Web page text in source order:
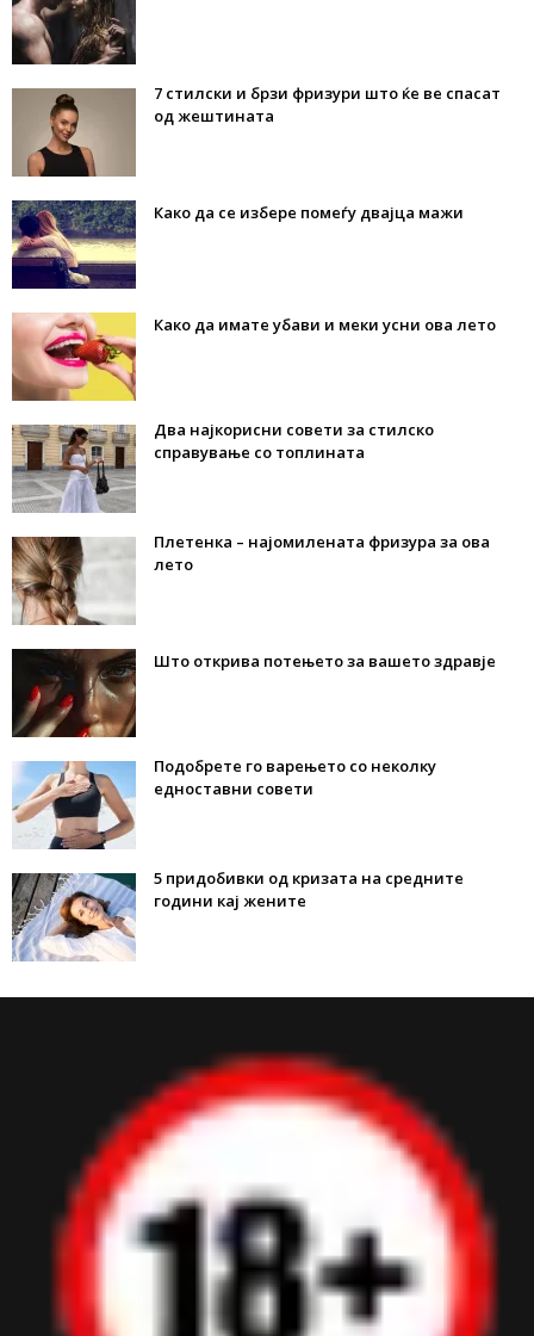
7 стилски и брзи фризури што ќе ве спасат
од жештината
Како да се избере помеѓу двајца мажи
Како да имате убави и меки усни ова лето
Два најкорисни совети за стилско
справување со топлината
Плетенка – најомилената фризура за ова
лето
Што открива потењето за вашето здравје
Подобрете го варењето со неколку
едноставни совети
5 придобивки од кризата на средните
години кај жените